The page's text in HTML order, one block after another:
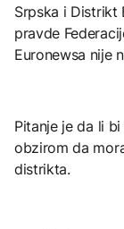
Srpska i Distrikt
pravde
Euronewsa nije
Pitanje je da li
obzirom da
distrikta.